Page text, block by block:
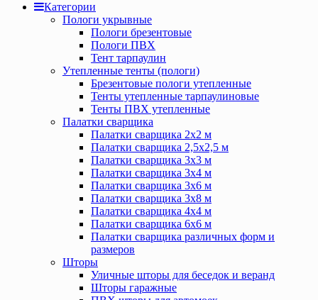
Категории
Пологи укрывные
Пологи брезентовые
Пологи ПВХ
Тент тарпаулин
Утепленные тенты (пологи)
Брезентовые пологи утепленные
Тенты утепленные тарпаулиновые
Тенты ПВХ утепленные
Палатки сварщика
Палатки сварщика 2х2 м
Палатки сварщика 2,5х2,5 м
Палатки сварщика 3х3 м
Палатки сварщика 3х4 м
Палатки сварщика 3х6 м
Палатки сварщика 3х8 м
Палатки сварщика 4х4 м
Палатки сварщика 6х6 м
Палатки сварщика различных форм и
размеров
Шторы
Уличные шторы для беседок и веранд
Шторы гаражные